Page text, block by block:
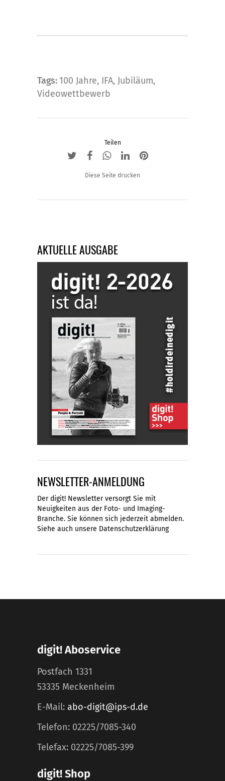
Tags: 100 Jahre, IFA, Jubiläum,
Videowettbewerb
Teilen
Diese Seite drucken
AKTUELLE AUSGABE
NEWSLETTER-ANMELDUNG
Der digit! Newsletter versorgt Sie mit
Neuigkeiten aus der Foto- und Imaging-
Branche. Sie können sich jederzeit abmelden.
Siehe auch unsere Datenschutzerklärung
digit! Aboservice
Postfach 1331
53335 Meckenheim
E-Mail: abo-digit@ips-d.de
Telefon: 02225/7085-340
Telefax: 02225/7085-399
digit! Shop